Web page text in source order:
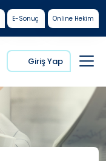
E-Sonuç Online Hekim
Giriş Yap